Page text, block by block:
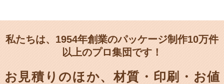
私たちは、1954年創業のパッケージ制作10万件
以上のプロ集団です！
お見積りのほか、材質・印刷・お値